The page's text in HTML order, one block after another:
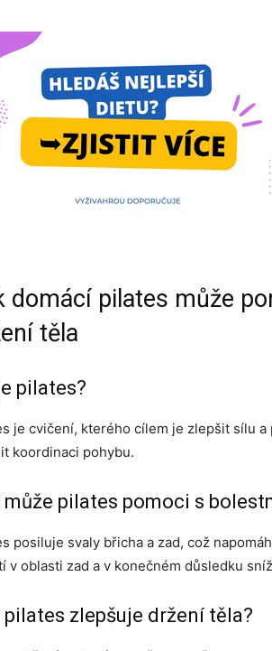
domácí pilates může
těla
pilates?
je cvičení, kterého cílem je zlepšit sílu
koordinaci pohybu.
pilates pomoci s
posiluje svaly břicha a zad, což
v oblasti zad a v konečném důsledku
pilates zlepšuje držení těla?